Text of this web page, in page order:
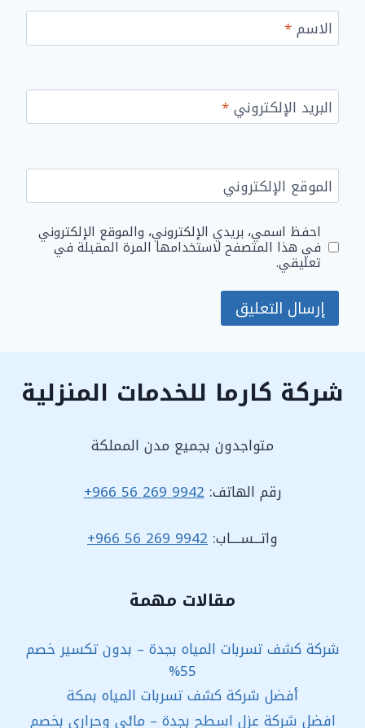
الاسم*
البريد الإلكتروني*
الموقع الإلكتروني
احفظ اسمي، بريدي الإلكتروني، والموقع الإلكتروني
في هذا المتصفح لاستخدامها المرة المقبلة في
تعليقي.
شركة كارما للخدمات المنزلية
متواجدون بجميع مدن المملكة
رقم الهاتف:9942 269 56 966+
واتـــســــاب: 9942 269 56 966+
مقالات مهمة
شركة كشف تسربات المياه بجدة – بدون تكسير خصم
55%
أفضل شركة كشف تسربات المياه بمكة
افضل شركة عزل اسطح بجدة – مائي وحراري بخصم